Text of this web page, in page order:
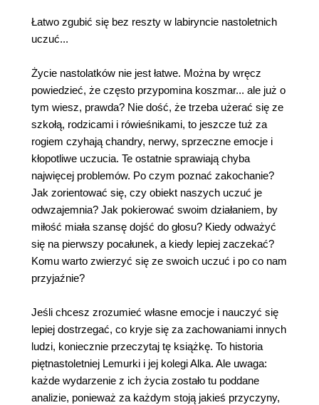
Łatwo zgubić się bez reszty w labiryncie nastoletnich
uczuć...
Życie nastolatków nie jest łatwe. Można by wręcz
powiedzieć, że często przypomina koszmar... ale już o
tym wiesz, prawda? Nie dość, że trzeba użerać się ze
szkołą, rodzicami i rówieśnikami, to jeszcze tuż za
rogiem czyhają chandry, nerwy, sprzeczne emocje i
kłopotliwe uczucia. Te ostatnie sprawiają chyba
najwięcej problemów. Po czym poznać zakochanie?
Jak zorientować się, czy obiekt naszych uczuć je
odwzajemnia? Jak pokierować swoim działaniem, by
miłość miała szansę dojść do głosu? Kiedy odważyć
się na pierwszy pocałunek, a kiedy lepiej zaczekać?
Komu warto zwierzyć się ze swoich uczuć i po co nam
przyjaźnie?
Jeśli chcesz zrozumieć własne emocje i nauczyć się
lepiej dostrzegać, co kryje się za zachowaniami innych
ludzi, koniecznie przeczytaj tę książkę. To historia
piętnastoletniej Lemurki i jej kolegi Alka. Ale uwaga:
każde wydarzenie z ich życia zostało tu poddane
analizie, ponieważ za każdym stoją jakieś przyczyny,